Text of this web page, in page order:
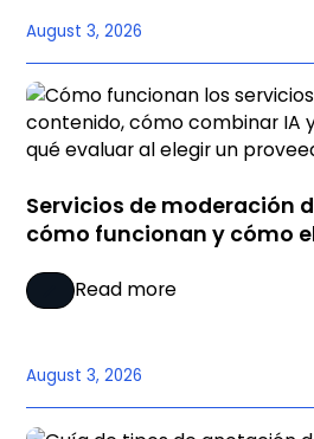
August 3, 2026
Servicios de moderación
cómo funcionan y cómo
Read more
August 3, 2026